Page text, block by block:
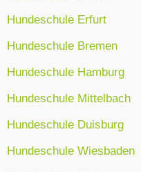
Hundeschule Erfurt
Hundeschule Bremen
Hundeschule Hamburg
Hundeschule Mittelbach
Hundeschule Duisburg
Hundeschule Wiesbaden